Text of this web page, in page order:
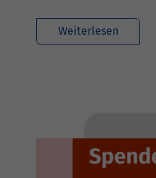
Weiterlesen